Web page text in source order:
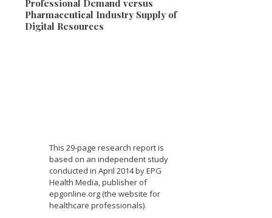
Professional Demand versus
Pharmaceutical Industry Supply of
Digital Resources
This 29-page research report is
based on an independent study
conducted in April 2014 by EPG
Health Media, publisher of
epgonline.org (the website for
healthcare professionals).